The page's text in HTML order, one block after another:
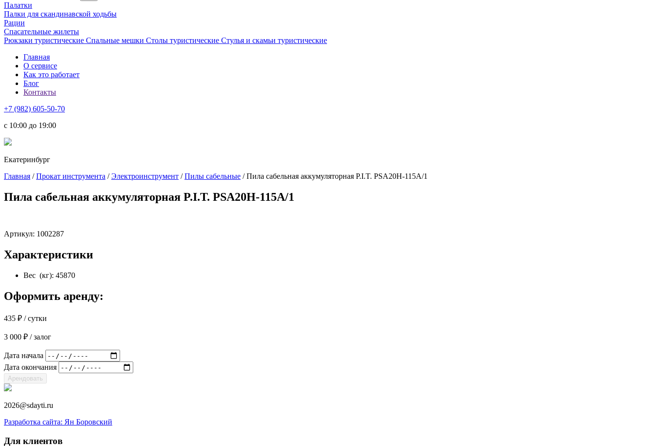
Палатки
Палки для скандинавской ходьбы
Рации
Спасательные жилеты
Рюкзаки туристические Спальные мешки Столы туристические Стулья и скамьи туристические
Главная
О сервисе
Как это работает
Блог
Контакты
+7 (982) 605-50-70
c 10:00 до 19:00
Екатеринбург
Главная /Прокат инструмента /Электроинструмент /Пилы сабельные / Пила сабельная аккумуляторная P.I.T. PSA20H-115A/1
Пила сабельная аккумуляторная P.I.T. PSA20H-115A/1
Артикул: 1002287
Характеристики
Вес (кг): 45870
Оформить аренду:
435 ₽ / сутки
3 000 ₽ / залог
Дата начала
Дата окончания
Арендовать
2026@sdayti.ru
Разработка сайта: Ян Боровский
Для клиентов